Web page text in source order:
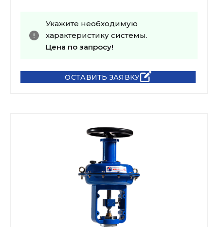
Укажите необходимую
характеристику системы.
Цена по запросу!
ОСТАВИТЬ ЗАЯВКУ